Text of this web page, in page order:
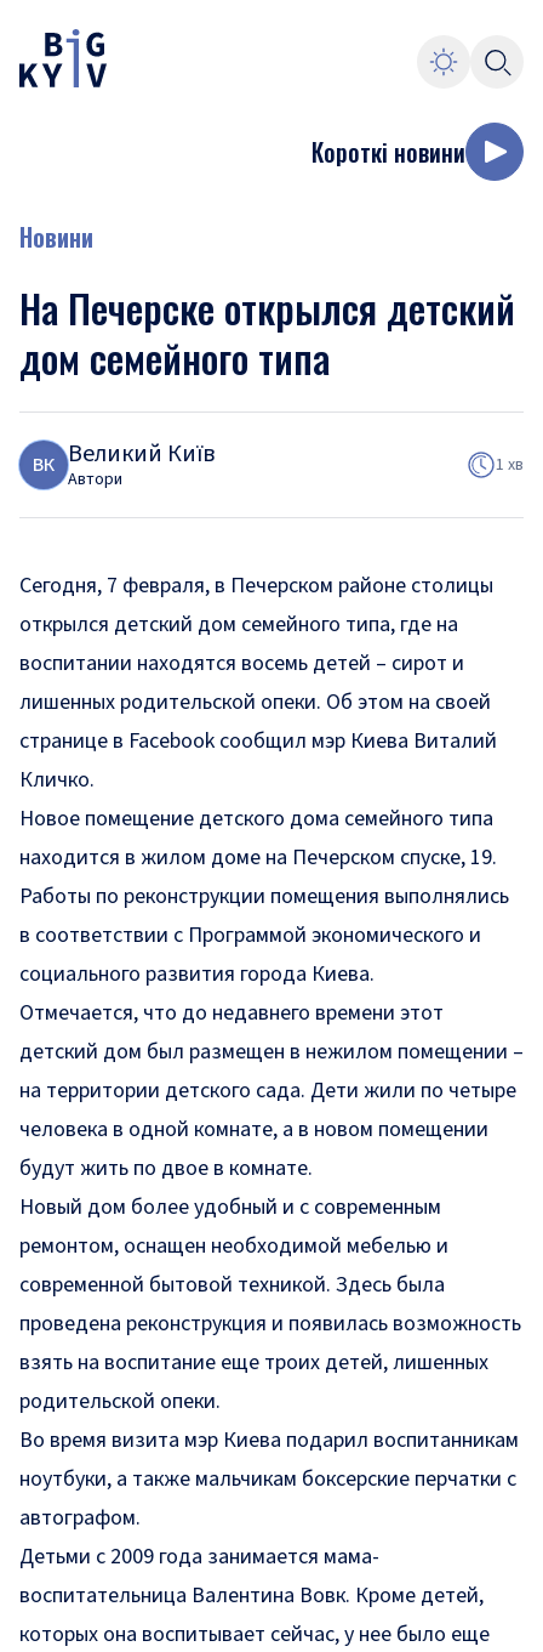
Короткі новини
Новини
На Печерске открылся детский
дом семейного типа
ВК Великий Київ
Автори
1 хв
Сегодня, 7 февраля, в Печерском районе столицы
открылся детский дом семейного типа, где на
воспитании находятся восемь детей – сирот и
лишенных родительской опеки. Об этом на своей
странице в Facebook сообщил мэр Киева Виталий
Кличко.
Новое помещение детского дома семейного типа
находится в жилом доме на Печерском спуске, 19.
Работы по реконструкции помещения выполнялись
в соответствии с Программой экономического и
социального развития города Киева.
Отмечается, что до недавнего времени этот
детский дом был размещен в нежилом помещении –
на территории детского сада. Дети жили по четыре
человека в одной комнате, а в новом помещении
будут жить по двое в комнате.
Новый дом более удобный и с современным
ремонтом, оснащен необходимой мебелью и
современной бытовой техникой. Здесь была
проведена реконструкция и появилась возможность
взять на воспитание еще троих детей, лишенных
родительской опеки.
Во время визита мэр Киева подарил воспитанникам
ноутбуки, а также мальчикам боксерские перчатки с
автографом.
Детьми с 2009 года занимается мама-
воспитательница Валентина Вовк. Кроме детей,
которых она воспитывает сейчас, у нее было еще